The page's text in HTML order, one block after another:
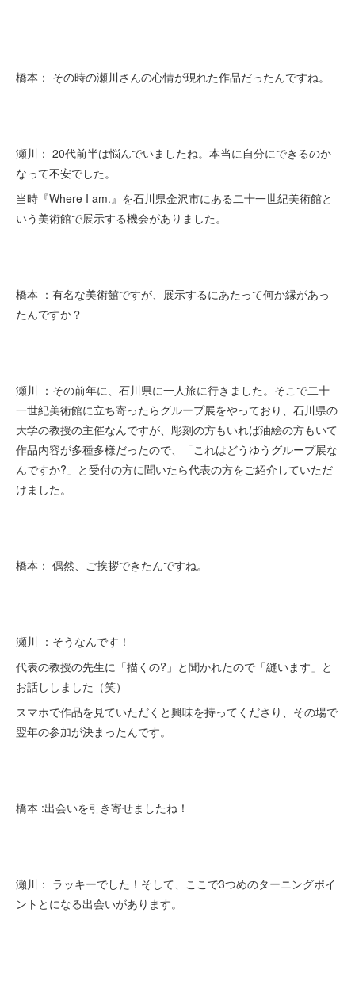
橋本： その時の瀬川さんの心情が現れた作品だったんですね。
瀬川： 20代前半は悩んでいましたね。本当に自分にできるのか
なって不安でした。
当時『Where I am.』を石川県金沢市にある二十一世紀美術館と
いう美術館で展示する機会がありました。
橋本 ：有名な美術館ですが、展示するにあたって何か縁があっ
たんですか？
瀬川 ：その前年に、石川県に一人旅に行きました。そこで二十
一世紀美術館に立ち寄ったらグループ展をやっており、石川県の
大学の教授の主催なんですが、彫刻の方もいれば油絵の方もいて
作品内容が多種多様だったので、「これはどうゆうグループ展な
んですか?」と受付の方に聞いたら代表の方をご紹介していただ
けました。
橋本： 偶然、ご挨拶できたんですね。
瀬川 ：そうなんです！
代表の教授の先生に「描くの?」と聞かれたので「縫います」と
お話ししました（笑）
スマホで作品を見ていただくと興味を持ってくださり、その場で
翌年の参加が決まったんです。
橋本 :出会いを引き寄せましたね！
瀬川： ラッキーでした！そして、ここで3つめのターニングポイ
ントとになる出会いがあります。